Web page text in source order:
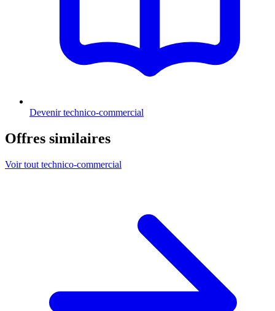
Devenir technico-commercial
Offres similaires
Voir tout technico-commercial